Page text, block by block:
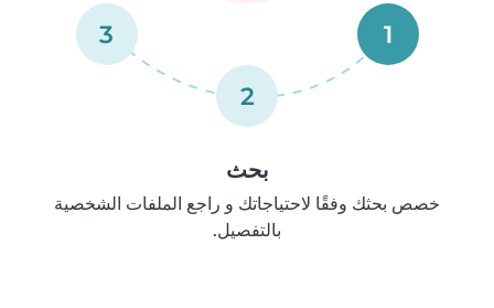
1
2
3
بحث
خصص بحثك وفقًا لاحتياجاتك و راجع الملفات الشخصية
بالتفصيل.